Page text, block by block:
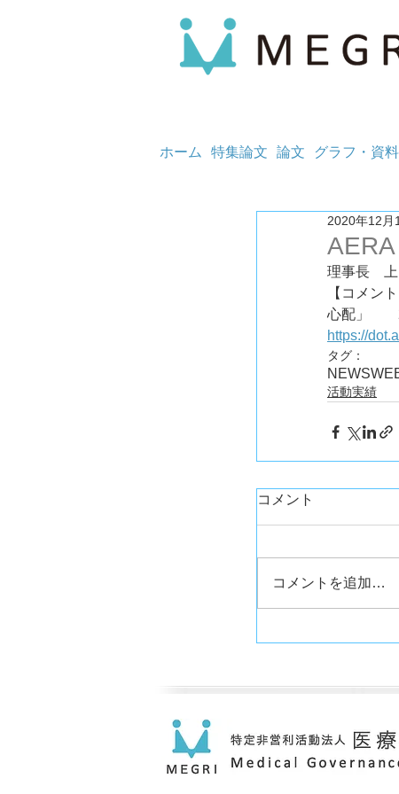
ホーム 特集論文 論文 グラフ・資料
2020年12月
理事長　
【コメン
https://
タグ：
NEWS
活動実績
コメント
コメントを追加…